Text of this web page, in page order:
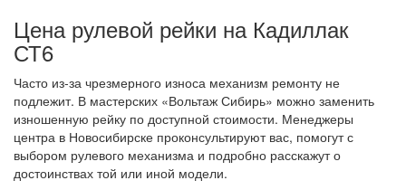
Цена рулевой рейки на Кадиллак
СТ6
Часто из-за чрезмерного износа механизм ремонту не
подлежит. В мастерских «Вольтаж Сибирь» можно заменить
изношенную рейку по доступной стоимости. Менеджеры
центра в Новосибирске проконсультируют вас, помогут с
выбором рулевого механизма и подробно расскажут о
достоинствах той или иной модели.